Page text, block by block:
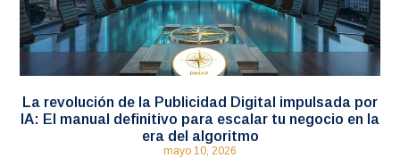
La revolución de la Publicidad Digital impulsada por
IA: El manual definitivo para escalar tu negocio en la
era del algoritmo
mayo 10, 2026